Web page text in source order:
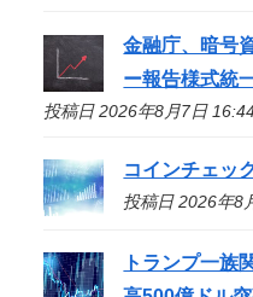
金融庁、暗号
ー報告様式統
投稿日 2026年8月7日
コインチェッ
投稿日 2026年8
トランプ一族